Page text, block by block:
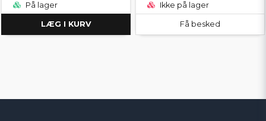
På lager
LÆG I KURV
Ikke på lager
Få besked